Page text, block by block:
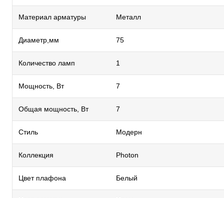
Материал арматуры Металл
Диаметр,мм 75
Количество ламп 1
Мощность, Вт 7
Общая мощность, Вт 7
Стиль Модерн
Коллекция Photon
Цвет плафона Белый